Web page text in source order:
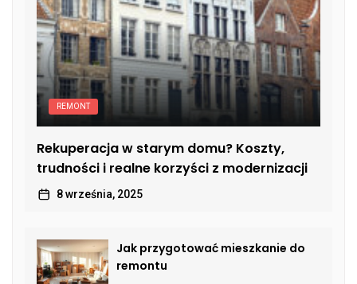
REMONT
Rekuperacja w starym domu? Koszty,
trudności i realne korzyści z modernizacji
8 września, 2025
Jak przygotować mieszkanie do
remontu